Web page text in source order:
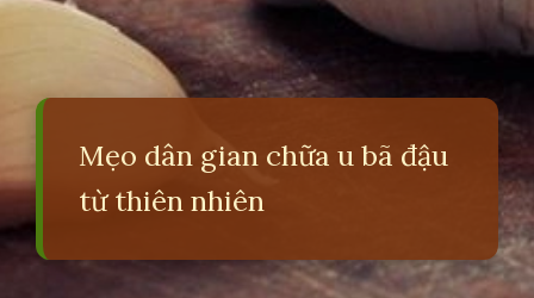
Mẹo dân gian chữa u bã đậu
từ thiên nhiên